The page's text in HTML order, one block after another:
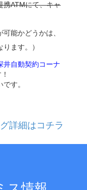
携ATMにて、キャ
能かどうかは、
ます。）
井自動契約コーナ
す。
詳細はコチラ